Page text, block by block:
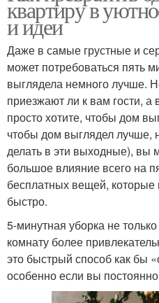
квартиру в
и идеи
Даже в самые грустные и
может потребоваться пять
выглядела немного лучше.
приезжают ли к вам гости,
просто хотите, чтобы дом
чтобы дом выглядел лучше,
делать в эти выходные), вы
большое влияние всего на
бесплатных вещей,
быстро.
5-минутная уборка не
комнату более
это быстрый способ как бы
особенно если вы